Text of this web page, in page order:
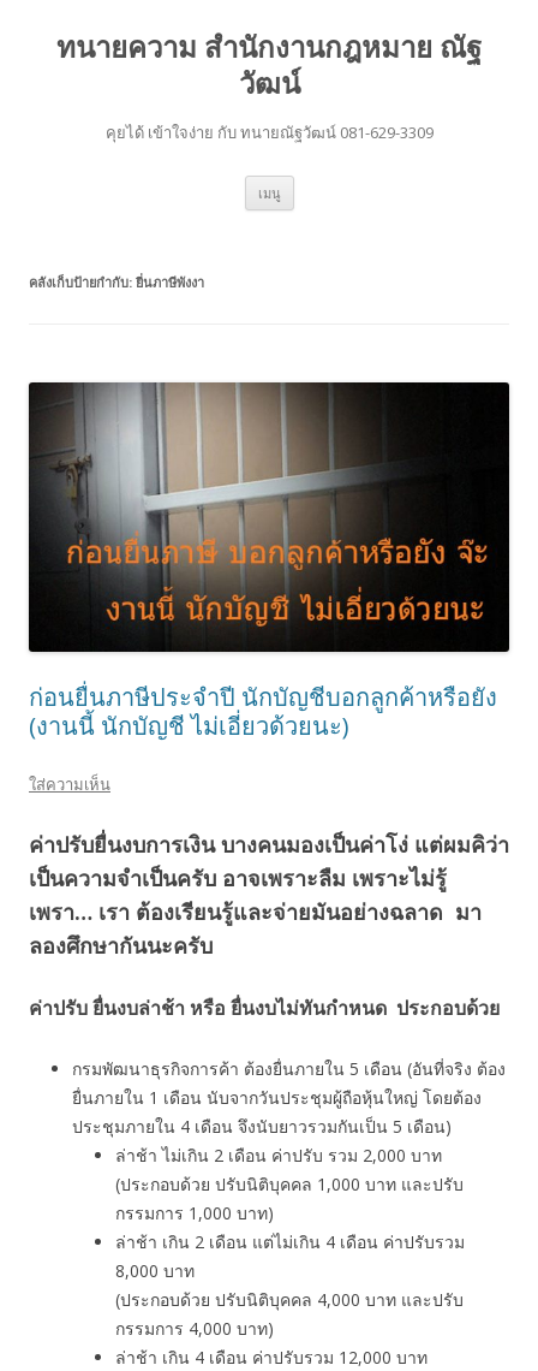
ทนายความ สำนักงานกฎหมาย ณัฐ
วัฒน์
คุยได้ เข้าใจง่าย กับ ทนายณัฐวัฒน์ 081-629-3309
เมนู ข้าม
ยัง
คลังเก็บป้ายกำกับ: ยี่นภาษีพังงา
ก่อนยื่นภาษีประจำปี นักบัญชีบอกลูกค้าหรือยัง
(งานนี้ นักบัญชี ไม่เอี่ยวด้วยนะ)
ใส่ความเห็น
ค่าปรับยื่นงบการเงิน บางคนมองเป็นค่าโง่ แต่ผมคิว่า
เป็นความจำเป็นครับ อาจเพราะลืม เพราะไม่รู้
เพรา… เรา ต้องเรียนรู้และจ่ายมันอย่างฉลาด มา
ลองศึกษากันนะครับ
ค่าปรับ ยื่นงบล่าช้า หรือ ยื่นงบไม่ทันกำหนด ประกอบด้วย
กรมพัฒนาธุรกิจการค้า ต้องยื่นภายใน 5 เดือน (อันที่จริง ต้อง
ยื่นภายใน 1 เดือน นับจากวันประชุมผู้ถือหุ้นใหญ่ โดยต้อง
ประชุมภายใน 4 เดือน จึงนับยาวรวมกันเป็น 5 เดือน)
ล่าช้า ไม่เกิน 2 เดือน ค่าปรับ รวม 2,000 บาท
(ประกอบด้วย ปรับนิติบุคคล 1,000 บาท และปรับ
กรรมการ 1,000 บาท)
ล่าช้า เกิน 2 เดือน แต่ไม่เกิน 4 เดือน ค่าปรับรวม
8,000 บาท
(ประกอบด้วย ปรับนิติบุคคล 4,000 บาท และปรับ
กรรมการ 4,000 บาท)
ล่าช้า เกิน 4 เดือน ค่าปรับรวม 12,000 บาท